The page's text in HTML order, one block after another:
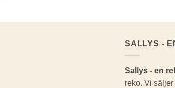
SALLYS -
Sallys - en
reko. Vi